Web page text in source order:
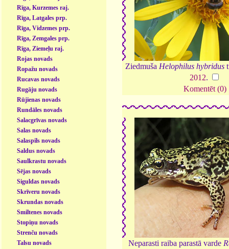
Rīga, Kurzemes raj.
Rīga, Latgales prp.
Rīga, Vidzemes prp.
Rīga, Zemgales prp.
Rīga, Ziemeļu raj.
Rojas novads
Ropažu novads
Rucavas novads
Rugāju novads
Rūjienas novads
Rundāles novads
Salacgrīvas novads
Salas novads
Salaspils novads
Saldus novads
Saulkrastu novads
Sējas novads
Siguldas novads
Skrīveru novads
Skrundas novads
Smiltenes novads
Stopiņu novads
Strenču novads
Talsu novads
Ziedmuša Helophilus hybridus
2012.
Komentēt (0)
Neparasti raiba parastā varde